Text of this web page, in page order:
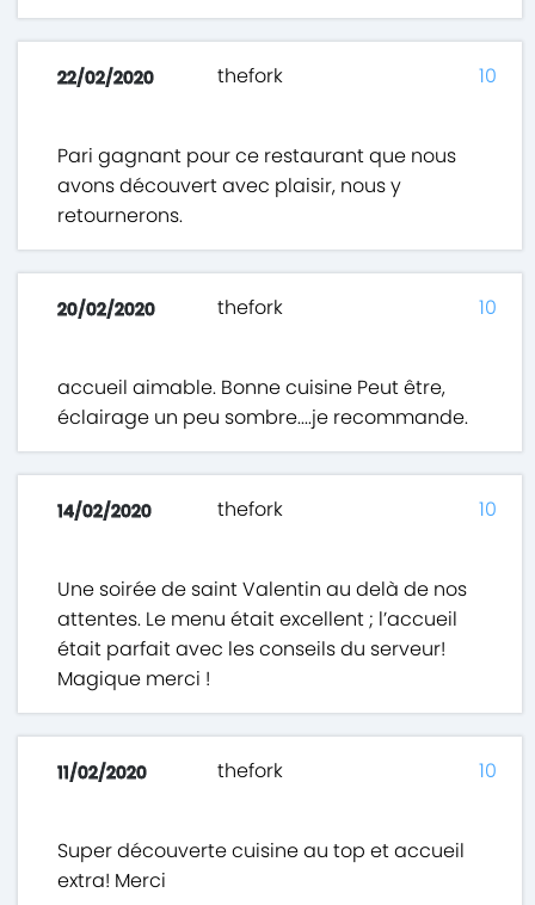
22/02/2020 thefork
Pari gagnant pour ce restaurant que nous
avons découvert avec plaisir, nous y
retournerons.
10
20/02/2020 thefork
accueil aimable. Bonne cuisine Peut être,
éclairage un peu sombre....je recommande.
10
14/02/2020 thefork
Une soirée de saint Valentin au delà de nos
attentes. Le menu était excellent ; l’accueil
était parfait avec les conseils du serveur!
Magique merci !
10
11/02/2020 thefork
Super découverte cuisine au top et accueil
extra! Merci
10